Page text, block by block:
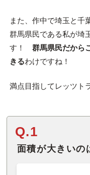
また、作中で埼玉と千
群馬県民である私が埼
す！ 群馬県民だから
きるわけですね！
満点目指してレッツト
Q.1
面積が大きいの